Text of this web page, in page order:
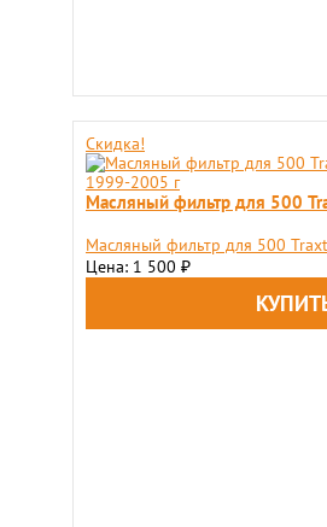
Скидка!
Масляный фильтр для 500
Масляный фильтр для 500
Цена: 1 500 ₽